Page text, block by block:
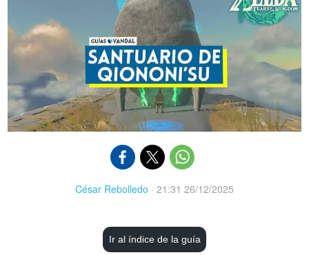
César Rebolledo · 21:31 26/12/2025
Ir al índice de la guía